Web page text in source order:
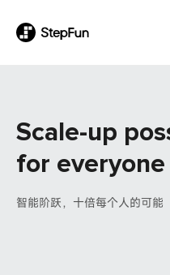
Scale-up
for everyone
智能阶跃，十倍每个人的可能